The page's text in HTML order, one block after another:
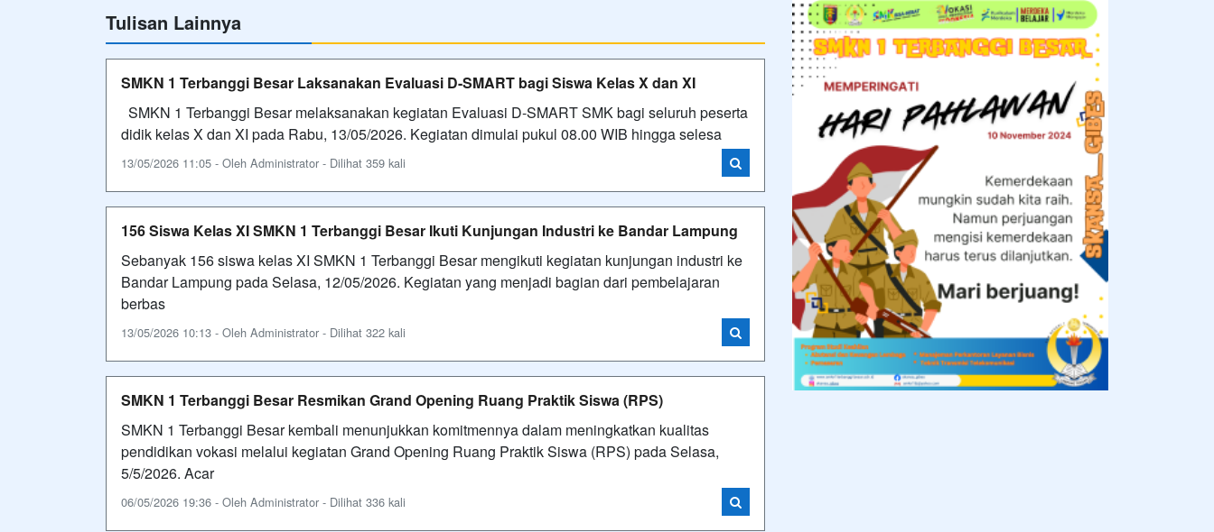
Tulisan Lainnya
SMKN 1 Terbanggi Besar Laksanakan Evaluasi D-SMART bagi Siswa Kelas X dan XI
SMKN 1 Terbanggi Besar melaksanakan kegiatan Evaluasi D-SMART SMK bagi seluruh peserta
didik kelas X dan XI pada Rabu, 13/05/2026. Kegiatan dimulai pukul 08.00 WIB hingga selesa
13/05/2026 11:05 - Oleh Administrator - Dilihat 359 kali
156 Siswa Kelas XI SMKN 1 Terbanggi Besar Ikuti Kunjungan Industri ke Bandar Lampung
Sebanyak 156 siswa kelas XI SMKN 1 Terbanggi Besar mengikuti kegiatan kunjungan industri ke
Bandar Lampung pada Selasa, 12/05/2026. Kegiatan yang menjadi bagian dari pembelajaran
berbas
13/05/2026 10:13 - Oleh Administrator - Dilihat 322 kali
SMKN 1 Terbanggi Besar Resmikan Grand Opening Ruang Praktik Siswa (RPS)
SMKN 1 Terbanggi Besar kembali menunjukkan komitmennya dalam meningkatkan kualitas
pendidikan vokasi melalui kegiatan Grand Opening Ruang Praktik Siswa (RPS) pada Selasa,
5/5/2026. Acar
06/05/2026 19:36 - Oleh Administrator - Dilihat 336 kali